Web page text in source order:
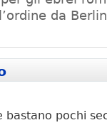
da
bastano pochi